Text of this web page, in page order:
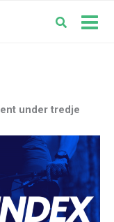
under tredje